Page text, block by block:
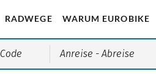
RADWEGE WARUM EUROBIKE
Anreise - Abreise